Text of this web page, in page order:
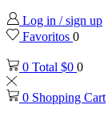
Log in / sign up
Favoritos 0
0 Total $0 0
0 Shopping Cart